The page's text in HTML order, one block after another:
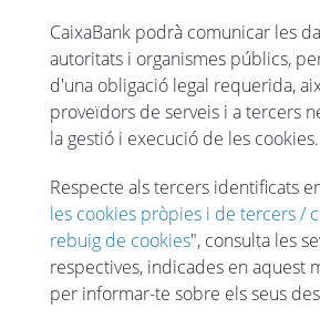
CaixaBank podrà comunicar les
autoritats i organismes públics,
d'una obligació legal requerida,
proveïdors de serveis i a tercers
la gestió i execució de les cookies.
Respecte als tercers identificats
les cookies pròpies i de tercers /
rebuig de cookies", consulta les
respectives, indicades en aquest
per informar-te sobre els seus